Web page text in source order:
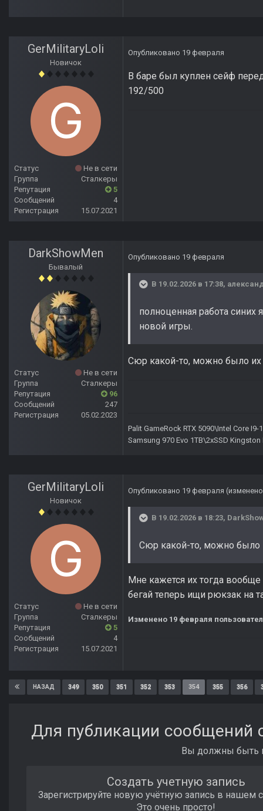
GerMilitaryLoli
Новичок
Статус
Не в сети
Группа
Сталкеры
Репутация
5
Сообщений
4
Регистрация
15.07.2021
Опубликовано 19 февраля
В баре был куплен сейф
192/500
DarkShowMen
Бывалый
Статус
Не в сети
Группа
Сталкеры
Репутация
96
Сообщений
247
Регистрация
05.02.2023
Опубликовано 19 февраля
В 19.02.2026 в 17:38,
полноценная работа
новой игры.
Сюр какой-то, можно было их
Palit GameRock RTX 5090\Intel Core
Samsung 970 Evo 1TB\2xSSD
GerMilitaryLoli
Новичок
Статус
Не в сети
Группа
Сталкеры
Репутация
5
Сообщений
4
Регистрация
15.07.2021
Опубликовано 19 февраля
В 19.02.2026 в 18:23,
Сюр какой-то, можно было
Мне кажется их тогда
бегай теперь ищи рюкзак на
Изменено 19 февраля
НАЗАД 349 350 351 352 353 354 355 356
Для публикации сообщений
Вы должны быть
Создать учетную запись
Зарегистрируйте новую учётную запись в нашем
Это очень просто!